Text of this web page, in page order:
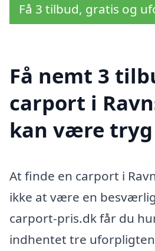
Få 3 tilbud, gratis og
Få nemt 3
carport i
kan være tryg
At finde en carport i
ikke at være en
carport-pris.dk får du
indhentet tre